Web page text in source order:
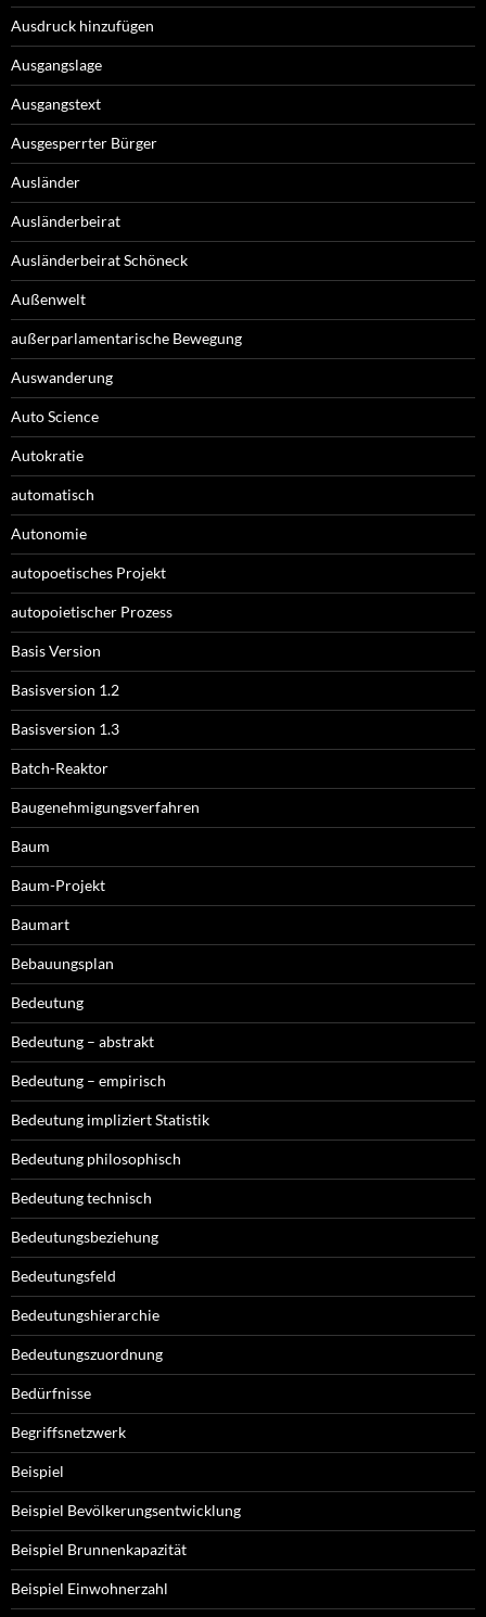
Ausdruck hinzufügen
Ausgangslage
Ausgangstext
Ausgesperrter Bürger
Ausländer
Ausländerbeirat
Ausländerbeirat Schöneck
Außenwelt
außerparlamentarische Bewegung
Auswanderung
Auto Science
Autokratie
automatisch
Autonomie
autopoetisches Projekt
autopoietischer Prozess
Basis Version
Basisversion 1.2
Basisversion 1.3
Batch-Reaktor
Baugenehmigungsverfahren
Baum
Baum-Projekt
Baumart
Bebauungsplan
Bedeutung
Bedeutung – abstrakt
Bedeutung – empirisch
Bedeutung impliziert Statistik
Bedeutung philosophisch
Bedeutung technisch
Bedeutungsbeziehung
Bedeutungsfeld
Bedeutungshierarchie
Bedeutungszuordnung
Bedürfnisse
Begriffsnetzwerk
Beispiel
Beispiel Bevölkerungsentwicklung
Beispiel Brunnenkapazität
Beispiel Einwohnerzahl